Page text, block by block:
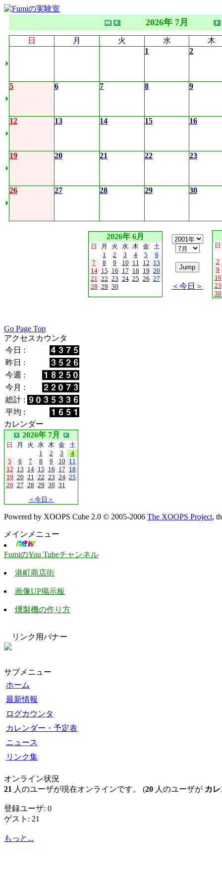
2026年 7月
日 月 火 水
木
1
2
5 6 7 8 9
12 13 14 15 16
19 20 21 22 23
26 27 28 29 30
2026年 6月
日 月 火 水 木 金 土
1
2 3 4 5
6
7
8 9 10 11 12 13
14 15 16 17 18 19 20
21 22 23 24 25 26 27
28 29 30 ＜今日＞
日
2
9
16
23
30
Go Page Top
アクセスカウンタ
今日 :
昨日 :
今週 :
今月 :
総計 :
平均 :
カレンダー
2026年 7月
日 月 火 水 木 金 土
1
2 3
4
5
6 7 8 9 10 11
12 13 14 15 16 17 18
19 20 21 22 23 24 25
26 27 28 29 30 31
＜今日＞
Powered by XOOPS Cube 2.0 © 2005-2006 The XOOPS Project,
メインメニュー
FumiのYou Tubeチャンネル
港町商店街
画像UP掲示板
燻製機の作り方
リンク用バナー
サブメニュー
ホーム
最新情報
ログカウンタ
カレンダー・予定表
ニュース
リンク集
オンライン状況
21 人のユーザが現在オンラインです。 (20 人のユーザが カ
登録ユーザ: 0
ゲスト: 21
もっと...